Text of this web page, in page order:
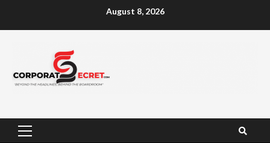
August 8, 2026
Primary